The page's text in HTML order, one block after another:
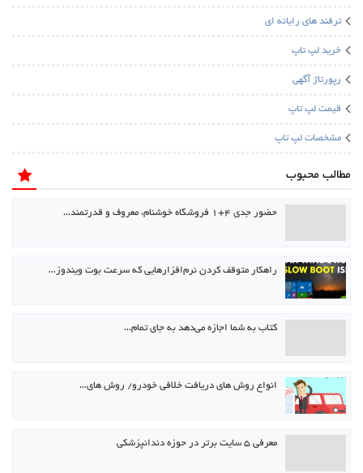
ترفند های رایانه ای
خرید لپ تاپ
رپورتاژ آگهی
قیمت لپ تاپ
مشخصات لپ تاپ
مطالب محبوب
حضور جدی ۴+۱ فروشگاه خوشنام، معروف و قدرتمند…
راهکار متوقف کردن نرم‌افزارهایی که سرعت بوت ویندوز…
كتاب به شما اجازه می‌دهد به جای تمام…
انواع روش های دریافت خلافی خودرو/ روش های…
معرفی ۵ سایت برتر در حوزه دندانپزشکی